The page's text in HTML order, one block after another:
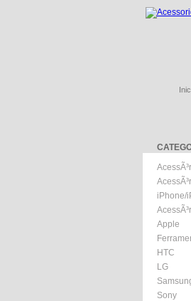
iPhone/
Apple
HTC
LG
Sony